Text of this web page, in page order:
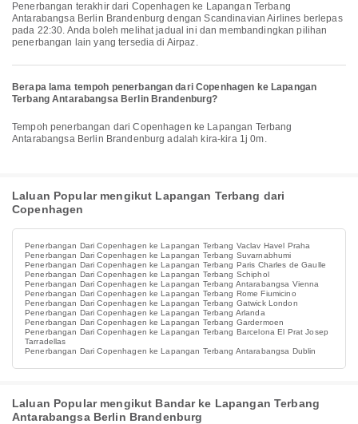
Penerbangan terakhir dari Copenhagen ke Lapangan Terbang
Antarabangsa Berlin Brandenburg dengan Scandinavian Airlines berlepas
pada 22:30. Anda boleh melihat jadual ini dan membandingkan pilihan
penerbangan lain yang tersedia di Airpaz.
Berapa lama tempoh penerbangan dari Copenhagen ke Lapangan
Terbang Antarabangsa Berlin Brandenburg?
Tempoh penerbangan dari Copenhagen ke Lapangan Terbang
Antarabangsa Berlin Brandenburg adalah kira-kira 1j 0m.
Laluan Popular mengikut Lapangan Terbang dari
Copenhagen
Penerbangan Dari Copenhagen ke Lapangan Terbang Vaclav Havel Praha
Penerbangan Dari Copenhagen ke Lapangan Terbang Suvarnabhumi
Penerbangan Dari Copenhagen ke Lapangan Terbang Paris Charles de Gaulle
Penerbangan Dari Copenhagen ke Lapangan Terbang Schiphol
Penerbangan Dari Copenhagen ke Lapangan Terbang Antarabangsa Vienna
Penerbangan Dari Copenhagen ke Lapangan Terbang Rome Fiumicino
Penerbangan Dari Copenhagen ke Lapangan Terbang Gatwick London
Penerbangan Dari Copenhagen ke Lapangan Terbang Arlanda
Penerbangan Dari Copenhagen ke Lapangan Terbang Gardermoen
Penerbangan Dari Copenhagen ke Lapangan Terbang Barcelona El Prat Josep
Tarradellas
Penerbangan Dari Copenhagen ke Lapangan Terbang Antarabangsa Dublin
Laluan Popular mengikut Bandar ke Lapangan Terbang
Antarabangsa Berlin Brandenburg